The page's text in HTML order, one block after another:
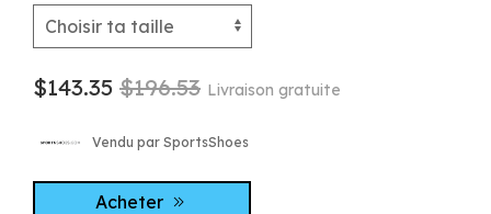
$143.35 $196.53 Livraison gratuite
Vendu par SportsShoes
Acheter